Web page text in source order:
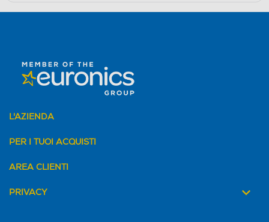
L'AZIENDA
PER I TUOI ACQUISTI
AREA CLIENTI
PRIVACY